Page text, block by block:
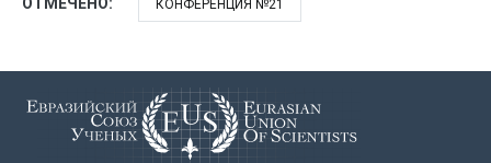
КОНФЕРЕНЦИЯ №21